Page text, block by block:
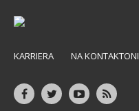
KARRIERA NA KONTAKTONI